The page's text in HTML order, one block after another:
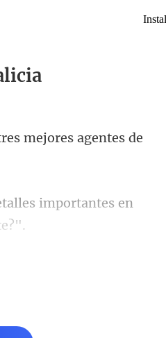
mejo
importantes en